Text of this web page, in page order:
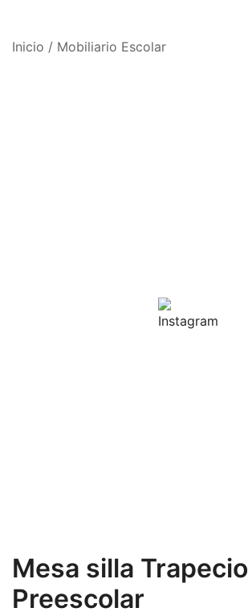
Inicio / Mobiliario Escolar
Mesa silla Trapecio
Preescolar